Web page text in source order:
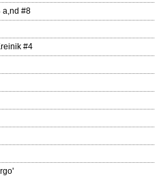
a,nd #8
#4